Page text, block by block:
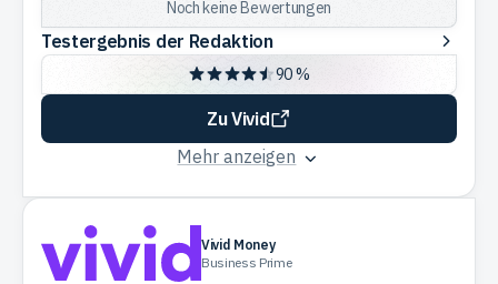
Noch keine Bewertungen
Testergebnis
der
Redaktion
Testergebnis der Redaktion
90 %
Zu Vivid
Mehr anzeigen
Vivid Money
Business Prime